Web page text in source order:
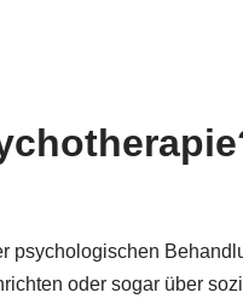
psychologischen
oder sogar über